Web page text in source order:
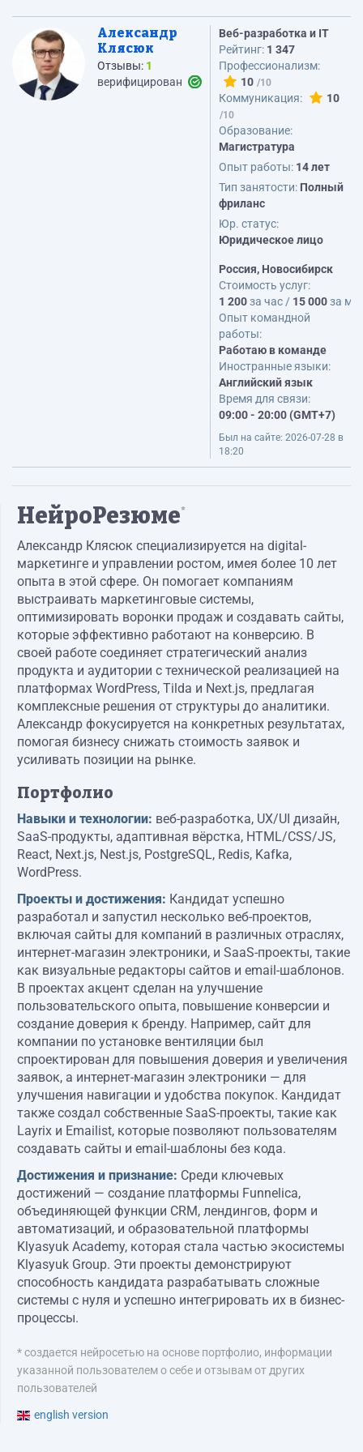
Александр
Клясюк
Отзывы: 1
верифицирован
Веб-разработка и IT
Рейтинг: 1 347
Профессионализм:
10
Коммуникация:
10
Образование:
Магистратура
Опыт работы: 14 лет
Тип занятости: Полный
фриланс
Юр. статус:
Юридическое лицо
Россия, Новосибирск
Стоимость услуг:
1 200за час / 15 000за
Опыт командной
работы:
Работаю в команде
Иностранные языки:
Английский язык
Время для связи:
09:00 - 20:00 (GMT+7)
Был на сайте: 2026-07-28 в
18:20
НейроРезюме*
Александр Клясюк специализируется на digital-
маркетинге и управлении ростом, имея более 10 лет
опыта в этой сфере. Он помогает компаниям
выстраивать маркетинговые системы,
оптимизировать воронки продаж и создавать сайты,
которые эффективно работают на конверсию. В
своей работе соединяет стратегический анализ
продукта и аудитории с технической реализацией на
платформах WordPress, Tilda и Next.js, предлагая
комплексные решения от структуры до аналитики.
Александр фокусируется на конкретных результатах,
помогая бизнесу снижать стоимость заявок и
усиливать позиции на рынке.
Портфолио
Навыки и технологии: веб-разработка, UX/UI дизайн,
SaaS-продукты, адаптивная вёрстка, HTML/CSS/JS,
React, Next.js, Nest.js, PostgreSQL, Redis, Kafka,
WordPress.
Проекты и достижения: Кандидат успешно
разработал и запустил несколько веб-проектов,
включая сайты для компаний в различных отраслях,
интернет-магазин электроники, и SaaS-проекты, такие
как визуальные редакторы сайтов и email-шаблонов.
В проектах акцент сделан на улучшение
пользовательского опыта, повышение конверсии и
создание доверия к бренду. Например, сайт для
компании по установке вентиляции был
спроектирован для повышения доверия и увеличения
заявок, а интернет-магазин электроники — для
улучшения навигации и удобства покупок. Кандидат
также создал собственные SaaS-проекты, такие как
Layrix и Emailist, которые позволяют пользователям
создавать сайты и email-шаблоны без кода.
Достижения и признание: Среди ключевых
достижений — создание платформы Funnelica,
объединяющей функции CRM, лендингов, форм и
автоматизаций, и образовательной платформы
Klyasyuk Academy, которая стала частью экосистемы
Klyasyuk Group. Эти проекты демонстрируют
способность кандидата разрабатывать сложные
системы с нуля и успешно интегрировать их в бизнес-
процессы.
* создается нейросетью на основе портфолио, информации
указанной пользователем о себе и отзывам от других
пользователей
english version